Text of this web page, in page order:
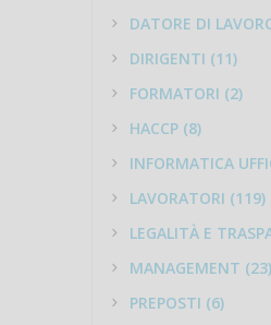
DATORE DI
DIRIGENTI (11)
FORMATORI (2)
HACCP (8)
INFORMATICA
LAVORATORI (119)
LEGALITÀ E
MANAGEMENT (23)
PREPOSTI (6)